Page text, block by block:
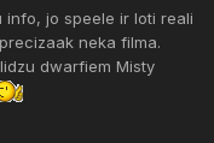
info, jo speele ir loti reali
neka filma.
dwarfiem Misty